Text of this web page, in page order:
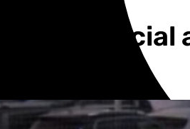
provincial